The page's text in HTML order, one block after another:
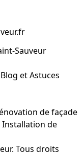
Sauveur
Blog et Astuces
de façade
Installation de
Tous droits